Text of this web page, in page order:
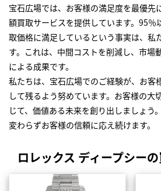
宝石広場では、お客様の満足度を最優先
額買取サービスを提供しています。95％
取価格に満足しているという事実は、私
す。これは、中間コストを削減し、市場
による成果です。
私たちは、宝石広場でのご経験が、お客
して残るよう努めています。お客様の大
じて、価値ある未来を創り出しましょう
変わらずお客様の信頼に応え続けます。
ロレックス ディープシー